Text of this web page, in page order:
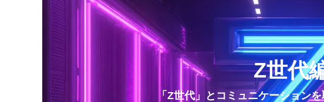
Z世代
「Z世代」とコミュニケーション